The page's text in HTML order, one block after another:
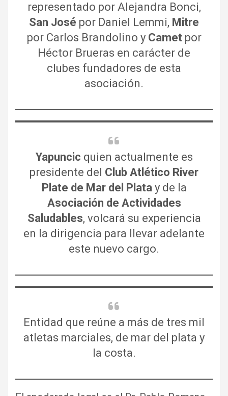
representado por Alejandra Bonci,
San José por Daniel Lemmi, Mitre
por Carlos Brandolino y Cametpor
Héctor Brueras en carácter de
clubes fundadores de esta
asociación.
Yapuncic quien actualmente es
presidente del Club Atlético River
Plate de Mar del Platay de la
Asociación de Actividades
Saludables, volcará su experiencia
en la dirigencia para llevar adelante
este nuevo cargo.
Entidad que reúne a más de tres mil
atletas marciales, de mar del plata y
la costa.